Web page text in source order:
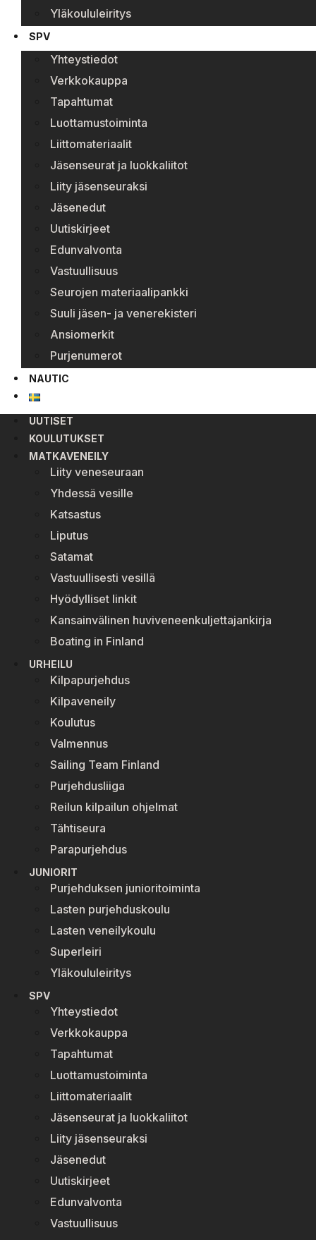
Yläkoululeiritys
SPV
Yhteystiedot
Verkkokauppa
Tapahtumat
Luottamustoiminta
Liittomateriaalit
Jäsenseurat ja luokkaliitot
Liity jäsenseuraksi
Jäsenedut
Uutiskirjeet
Edunvalvonta
Vastuullisuus
Seurojen materiaalipankki
Suuli jäsen- ja venerekisteri
Ansiomerkit
Purjenumerot
NAUTIC
UUTISET
KOULUTUKSET
MATKAVENEILY
Liity veneseuraan
Yhdessä vesille
Katsastus
Liputus
Satamat
Vastuullisesti vesillä
Hyödylliset linkit
Kansainvälinen huviveneenkuljettajankirja
Boating in Finland
URHEILU
Kilpapurjehdus
Kilpaveneily
Koulutus
Valmennus
Sailing Team Finland
Purjehdusliiga
Reilun kilpailun ohjelmat
Tähtiseura
Parapurjehdus
JUNIORIT
Purjehduksen junioritoiminta
Lasten purjehduskoulu
Lasten veneilykoulu
Superleiri
Yläkoululeiritys
SPV
Yhteystiedot
Verkkokauppa
Tapahtumat
Luottamustoiminta
Liittomateriaalit
Jäsenseurat ja luokkaliitot
Liity jäsenseuraksi
Jäsenedut
Uutiskirjeet
Edunvalvonta
Vastuullisuus